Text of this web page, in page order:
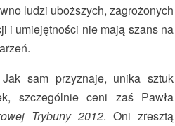
ludzi uboższych, zagrożonych
i umiejętności nie mają szans na
sam przyznaje, unika sztuk
szczególnie ceni zaś Pawła
Trybuny 2012. Oni zresztą